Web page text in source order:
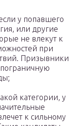
у попавшего
или другие
не влекут к
при
Призывники
категории, у
к сильному